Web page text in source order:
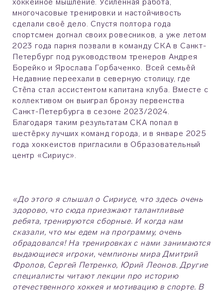
многочасовые тренировки и настойчивость
сделали своё дело. Спустя полтора года
спортсмен догнал своих ровесников, а уже летом
2023 года парня позвали в команду СКА в Санкт-
Петербург под руководством тренеров Андрея
Борейко и Ярослава Горбаченко. Всей семьёй
Недавние переехали в северную столицу, где
Стёпа стал ассистентом капитана клуба. Вместе с
коллективом он выиграл бронзу первенства
Санкт-Петербурга в сезоне 2023/2024.
Благодаря таким результатам СКА попал в
шестёрку лучших команд города, и в январе 2025
года хоккеистов пригласили в Образовательный
центр «Сириус».
«До этого я слышал о Сириусе, что здесь очень
здорово, что сюда приезжают талантливые
ребята, тренируются сборные. И когда нам
сказали, что мы едем на программу, очень
обрадовался! На тренировках с нами занимаются
выдающиеся игроки, чемпионы мира Дмитрий
Фролов, Сергей Петренко, Юрий Леонов. Другие
специалисты читают лекции про историю
отечественного хоккея и мотивацию в спорте. В